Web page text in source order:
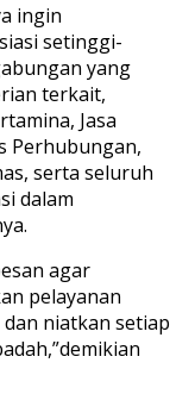
ingin
setinggi-
yang
terkait,
Jasa
Perhubungan,
serta seluruh
dalam
agar
pelayanan
niatkan setiap